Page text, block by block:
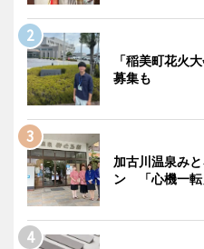
「稲美町花火
募集も
加古川温泉み
ン 「心機一転